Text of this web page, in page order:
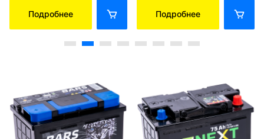
Подробнее Подробнее